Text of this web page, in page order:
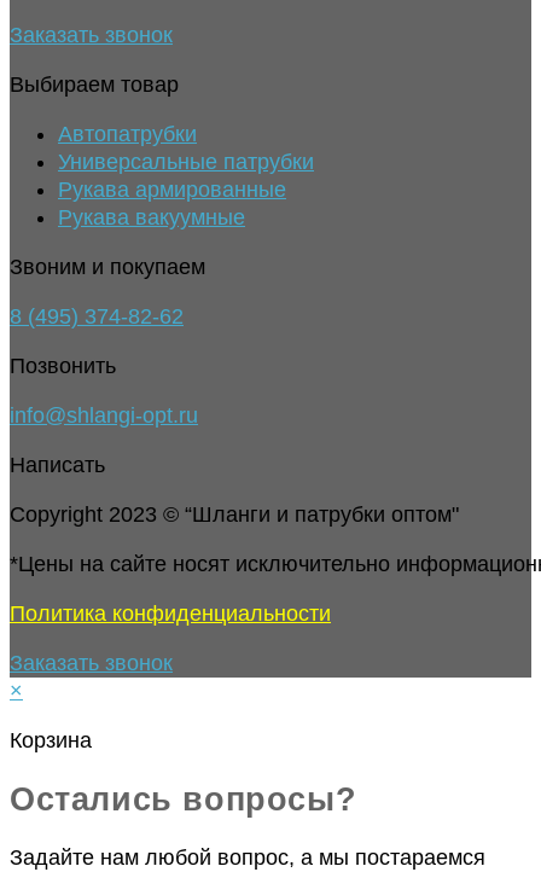
Заказать звонок
Выбираем товар
Автопатрубки
Универсальные патрубки
Рукава армированные
Рукава вакуумные
Звоним и покупаем
8 (495) 374-82-62
Позвонить
info@shlangi-opt.ru
Написать
Copyright 2023 © “Шланги и патрубки оптом"
*Цены на сайте носят исключительно
Политика конфиденциальности
Заказать звонок
×
Корзина
Остались вопросы?
Задайте нам любой вопрос, а мы постараемся